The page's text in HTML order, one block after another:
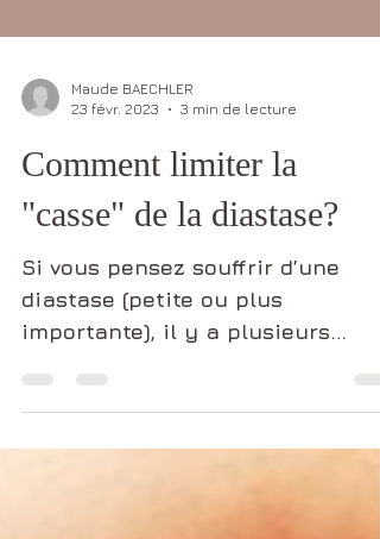
23 févr. 2023
3 min de lecture
Comment limiter la
"casse" de la diastase?
Si vous pensez souffrir d’une
diastase (petite ou plus
importante), il y a plusieurs
choses auxquelles, vous allez
devoir être...